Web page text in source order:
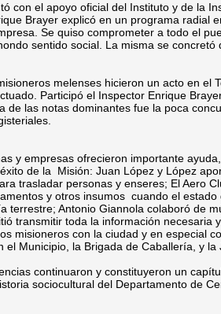
con el apoyo oficial del Instituto y de la
Brayer explicó en un programa radial
Se quiso comprometer a todo el
sentido social. La misma se concretó
melenses hicieron un acto en el
Participó el Inspector Enrique
de las notas dominantes fue la poca
y empresas ofrecieron importante
de la Misión: Juan López y López
trasladar personas y enseres; El Aero
y otros insumos cuando el estado
terrestre; Antonio Giannola colaboró de
transmitir toda la información necesaria
misioneros con la ciudad y en especial
el Municipio, la Brigada de Caballería, y la
continuaron y constituyeron un
sociocultural del Departamento de